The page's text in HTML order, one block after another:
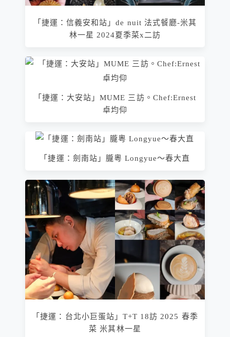
「捷運：信義安和站」de nuit 法式餐廳-米其
林一星 2024夏季菜x二訪
「捷運：大安站」MUME 三訪。Chef:Ernest
卓均仰
「捷運：劍南站」朧粵 Longyue～春大直
「捷運：台北小巨蛋站」T+T 18訪 2025 春季
菜 米其林一星